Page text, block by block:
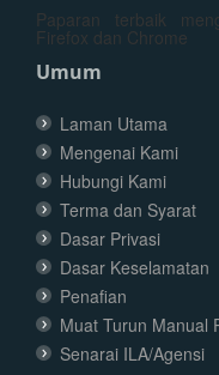
Paparan terbaik
Firefox dan Chrome
Umum
Laman Utama
Mengenai Kami
Hubungi Kami
Terma dan Syarat
Dasar Privasi
Dasar Keselamatan
Penafian
Muat Turun Manual
Senarai ILA/Agensi